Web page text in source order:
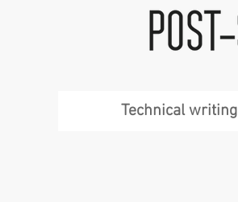
Technical writing